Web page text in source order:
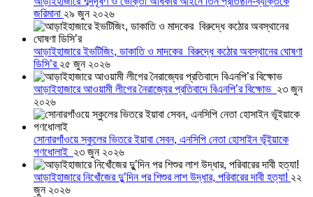
জরিমানা ২৯ জুন ২০২৬
আড়াইহাজারে ইভটিজিং, ডাকাতি ও মাদকের বিরুদ্ধে কঠোর অবস্থানের ঘোষণা
ডিসি’র ২৫ জুন ২০২৬
আড়াইহাজারে আওয়ামী লীগের নৈরাজ্যের প্রতিবাদে বিএনপি’র বিক্ষোভ ২৩ জুন
২০২৬
সোনারগাঁওয়ে স্কুলের ভিতরে ইয়াবা সেবন, এনসিপি নেতা হোসাইন ভূঁইয়াকে
গণধোলাই ২৩ জুন ২০২৬
আড়াইহাজারে নিখোঁজের দুু’দিন পর শিশুর লাশ উদ্ধার, পরিবারের দাবী হত্যা! ২২
জুন ২০২৬